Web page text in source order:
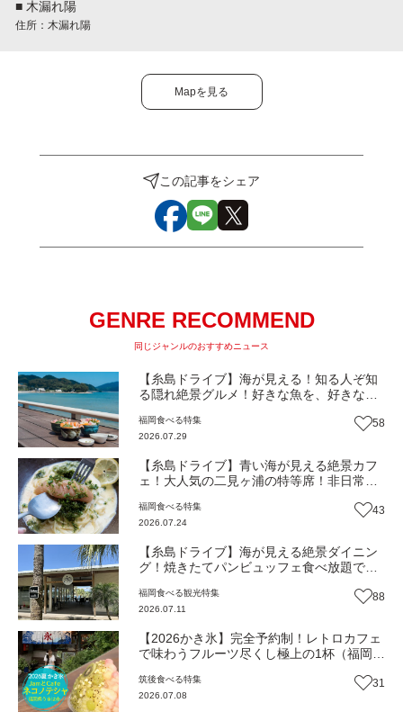
■ 木漏れ陽
住所：木漏れ陽
Mapを見る
この記事をシェア
GENRE RECOMMEND
同じジャンルのおすすめニュース
【糸島ドライブ】海が見える！知る人ぞ知
る隠れ絶景グルメ！好きな魚を、好きなだ
堂』（福岡市西区）【まち歩き】
福岡食べる特集
2026.07.29
58
【糸島ドライブ】青い海が見える絶景カフ
ェ！大人気の二見ヶ浦の特等席！非日常体
岡市西区）【まち歩き】
福岡食べる特集
2026.07.24
43
【糸島ドライブ】海が見える絶景ダイニン
グ！焼きたてパンビュッフェ食べ放題で大
Beach Cafe』（福岡・糸島市）【まち歩
き】
福岡食べる観光特集
2026.07.11
88
【2026かき氷】完全予約制！レトロカフェ
で味わうフルーツ尽くし極上の1杯（福岡・
筑後食べる特集
2026.07.08
31